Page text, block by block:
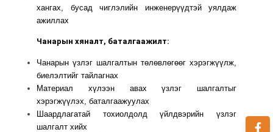
хангах, бусад чиглэлийн инженерүүдтэй уялдаж
ажиллах
Чанарын хяналт, баталгаажилт:
Чанарын үзлэг шалгалтын төлөвлөгөөг хэрэгжүүлж,
биелэлтийг тайлагнах
Материал хүлээн авах үзлэг шалгалтыг
хэрэгжүүлэх, баталгаажуулах
Шаардлагатай тохиолдолд үйлдвэрийн үзлэг
шалгалт хийх